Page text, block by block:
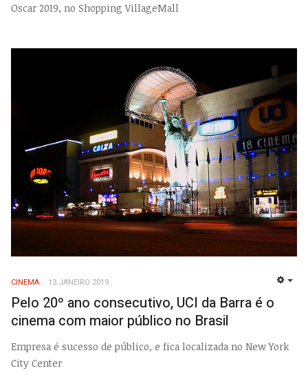
Oscar 2019, no Shopping VillageMall
CINEMA 13 JANEIRO 2019
Pelo 20º ano consecutivo, UCI da Barra é o
cinema com maior público no Brasil
Empresa é sucesso de público, e fica localizada no New York
City Center